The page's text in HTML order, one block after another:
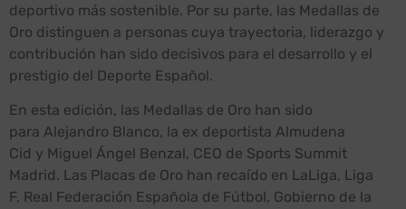
deportivo más sostenible. Por su parte, las Medallas de
Oro distinguen a personas cuya trayectoria, liderazgo y
contribución han sido decisivos para el desarrollo y el
prestigio del Deporte Español.
En esta edición, las Medallas de Oro han sido
para Alejandro Blanco, la ex deportista Almudena
Cid y Miguel Ángel Benzal, CEO de Sports Summit
Madrid. Las Placas de Oro han recaído en LaLiga, Liga
F, Real Federación Española de Fútbol, Gobierno de la